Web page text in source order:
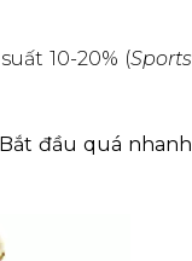
10-20% (Sports
đầu quá nhanh